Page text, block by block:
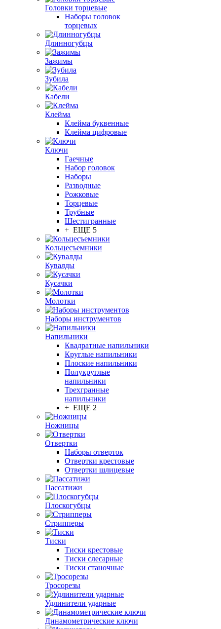
Головки торцевые
Наборы головок
торцевых
Длинногубцы
Зажимы
Зубила
Кабели
Клейма
Клейма буквенные
Клейма цифровые
Ключи
Гаечные
Набор головок
Наборы
Разводные
Рожковые
Торцевые
Трубные
Шестигранные
+ ЕЩЕ 5
Кольцесъемники
Кувалды
Кусачки
Молотки
Наборы инструментов
Напильники
Квадратные напильники
Круглые напильники
Плоские напильники
Полукруглые
напильники
Трехгранные
напильники
+ ЕЩЕ 2
Ножницы
Отвертки
Наборы отверток
Отвертки крестовые
Отвертки шлицевые
Пассатижи
Плоскогубцы
Стрипперы
Тиски
Тиски крестовые
Тиски слесарные
Тиски станочные
Тросорезы
Удлинители ударные
Динамометрические ключи